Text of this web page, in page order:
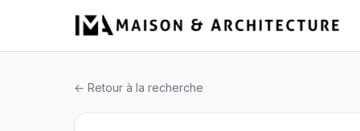
← Retour à la recherche